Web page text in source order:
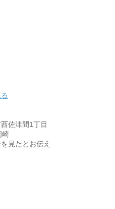
佐津間1丁目
崎
見たとお伝え